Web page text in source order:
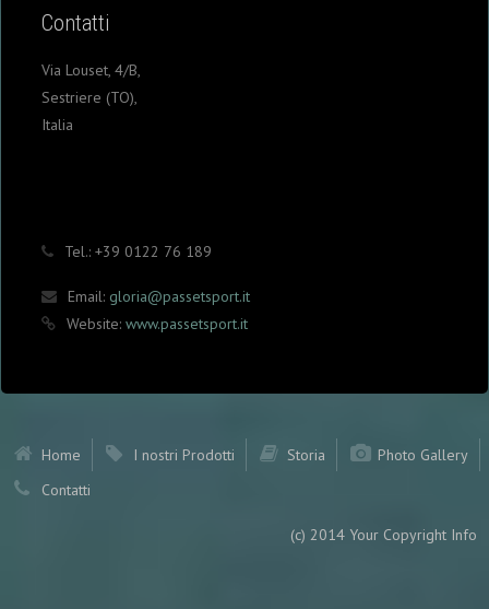
Contatti
Via Louset, 4/B,
Sestriere (TO),
Italia
Tel.: +39 0122 76 189
Email: gloria@passetsport.it
Website: www.passetsport.it
Home I nostri Prodotti Storia
Photo Gallery
Contatti
(c) 2014 Your Copyright Info